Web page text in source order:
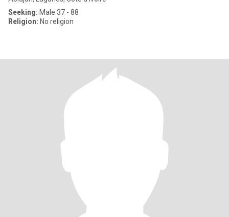
Seeking: Male 37 - 88
Religion: No religion